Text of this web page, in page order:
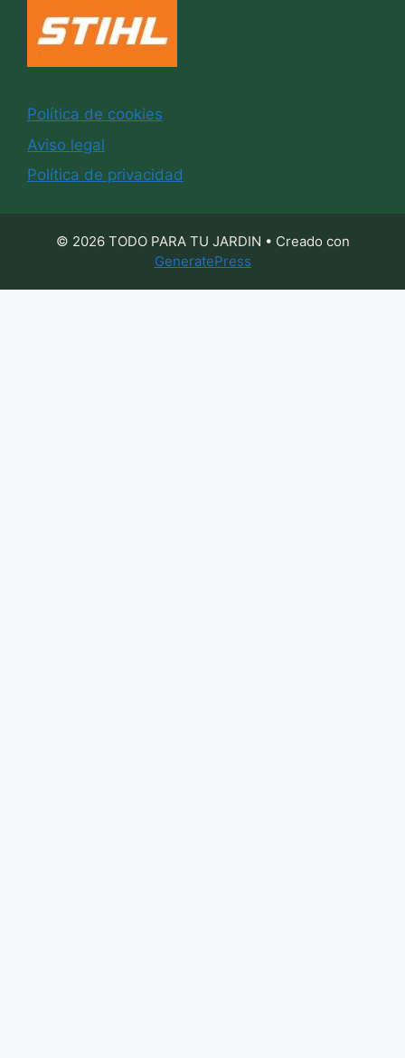
Política de cookies
Aviso legal
Política de privacidad
© 2026 TODO PARA TU JARDIN • Creado con
GeneratePress